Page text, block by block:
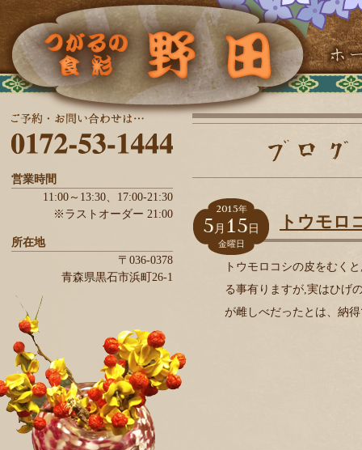
営業時間
11:00～13:30、 17:00-21:30
※ラストオーダー 21:00
所在地
〒036-0378
青森県黒石市浜町26-1
2015年
5 月 15 日
金曜日
トウモロ
トウモロコシの皮をむく
る事有りますが,実はひげ
が雌しべだったとは、納